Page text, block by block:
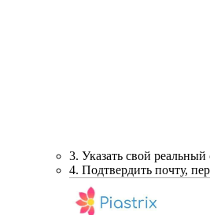
3. Указать свой
4. Подтвердить почту,